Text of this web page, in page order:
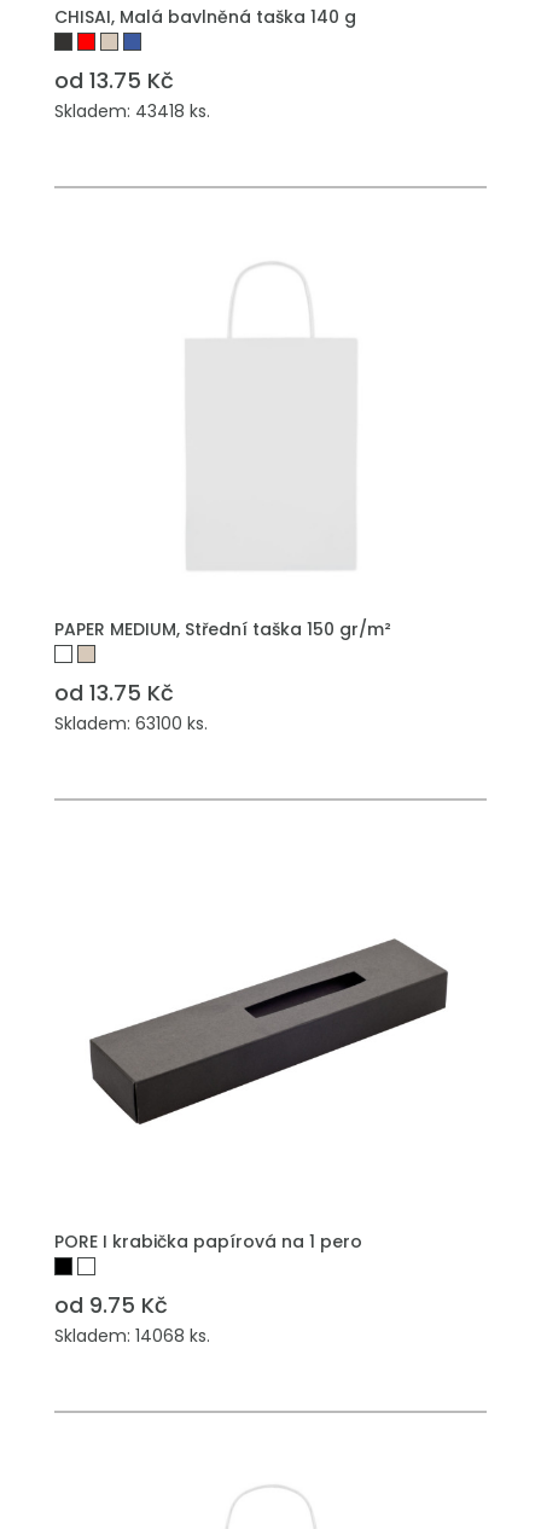
CHISAI, Malá bavlněná taška 140 g
od 13.75 Kč
Skladem: 43418 ks.
PAPER MEDIUM, Střední taška 150 gr/m²
od 13.75 Kč
Skladem: 63100 ks.
PORE I krabička papírová na 1 pero
od 9.75 Kč
Skladem: 14068 ks.